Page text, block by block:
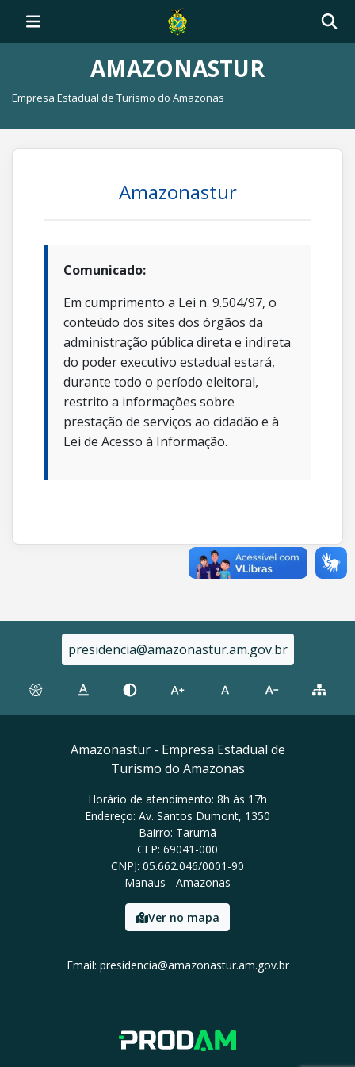
AMAZONASTUR
Empresa Estadual de Turismo do Amazonas
Amazonastur
Comunicado:
Em cumprimento a Lei n. 9.504/97, o
conteúdo dos sites dos órgãos da
administração pública direta e indireta
do poder executivo estadual estará,
durante todo o período eleitoral,
restrito a informações sobre
prestação de serviços ao cidadão e à
Lei de Acesso à Informação.
presidencia@amazonastur.am.gov.br
Amazonastur - Empresa Estadual de
Turismo do Amazonas
Horário de atendimento: 8h às 17h
Endereço: Av. Santos Dumont, 1350
Bairro: Tarumã
CEP: 69041-000
CNPJ: 05.662.046/0001-90
Manaus - Amazonas
Ver no mapa
Email: presidencia@amazonastur.am.gov.br